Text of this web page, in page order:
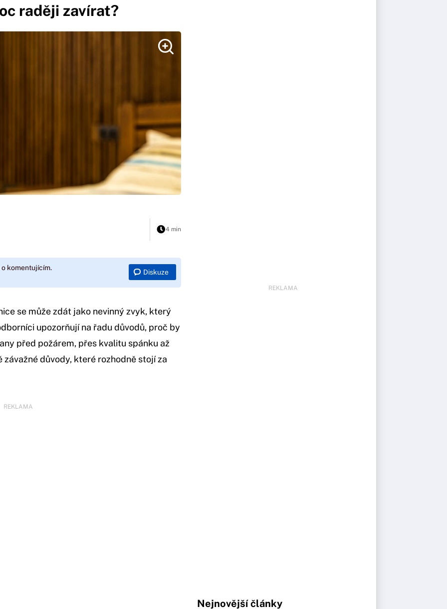
raději zavírat?
4 min
o komentujícím.
Diskuze
se může zdát jako nevinný zvyk, který
upozorňují na řadu důvodů, proč by
před požárem, přes kvalitu spánku až
závažné důvody, které rozhodně stojí za
REKLAMA
REKLAMA
Nejnovější články